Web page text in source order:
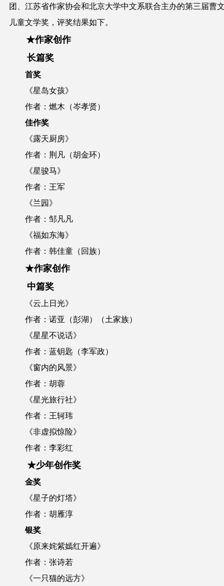
团、江苏省作家协会和北京大学中文系联合主办的第三届曹
儿童文学奖，评奖结果如下。
★作家创作
长篇奖
首奖
《星岛女孩》
作者：燃木（岑孝贤）
佳作奖
《露天厨房》
作者：荆凡（胡金环）
《星骏马》
作者：王军
《兰园》
作者：邹凡凡
《福如东海》
作者：韩佳童（回族）
★作家创作
中篇奖
《云上日光》
作者：诺亚（彭湖）（土家族）
《星星不说话》
作者：蓝钥匙（李军政）
《窗内的风景》
作者：胡蓉
《星光旅行社》
作者：王轲玮
《非虚拟惊险》
作者：李彩红
★少年创作奖
金奖
《星子的灯塔》
作者：胡雁淳
银奖
《原来姹紫嫣红开遍》
作者：张诗若
《一只猫的远方》